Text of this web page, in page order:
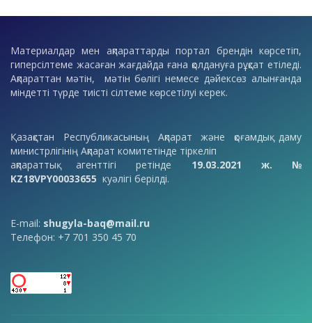
Материалдар мен ақпараттарды портал брендін көрсетіп,
гиперсілтеме жасаған жағдайда ғана қолдануға рұқсат етіледі.
Ақпараттан мәтін, мәтін бөлігі немесе дәйексөз алынғанда
міндетті түрде тиісті сілтеме көрсетілуі керек.
Қазақстан Республикасының Ақпарат және қоғамдық даму
министрлігінің Ақпарат комитетінде тіркеліп
ақпараттық агенттігі ретінде 19.03.2021 ж. №
KZ18VPY00033655 куәлігі берілді.
E-mail: shugyla-baq@mail.ru
Телефон: +7 701 350 45 70